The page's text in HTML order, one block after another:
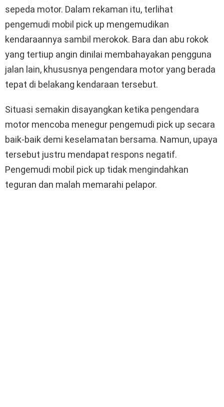
sepeda motor. Dalam rekaman itu, terlihat
pengemudi mobil pick up mengemudikan
kendaraannya sambil merokok. Bara dan abu rokok
yang tertiup angin dinilai membahayakan pengguna
jalan lain, khususnya pengendara motor yang berada
tepat di belakang kendaraan tersebut.
Situasi semakin disayangkan ketika pengendara
motor mencoba menegur pengemudi pick up secara
baik-baik demi keselamatan bersama. Namun, upaya
tersebut justru mendapat respons negatif.
Pengemudi mobil pick up tidak mengindahkan
teguran dan malah memarahi pelapor.